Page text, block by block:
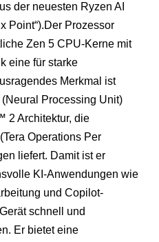
der neuesten Ryzen AI
Point“).Der Prozessor
Zen 5 CPU-Kerne mit
eine für starke
Merkmal ist
Processing Unit)
2 Architektur, die
Operations Per
liefert. Damit ist er
KI-Anwendungen wie
und Copilot-
schnell und
Er bietet eine